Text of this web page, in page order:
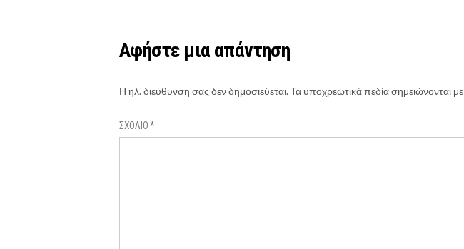
Αφήστε μια απάντηση
Η ηλ. διεύθυνση σας δεν δημοσιεύεται.Τα υποχρεωτικά πεδία σημειώνονται με
ΣΧΌΛΙΟ*